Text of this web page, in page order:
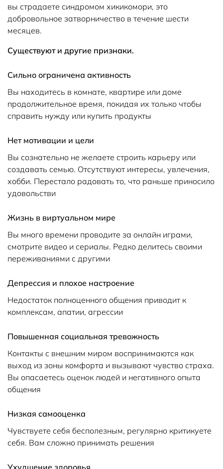
вы страдаете синдромом хикикомори, это
добровольное затворничество в течение шести
месяцев.
Существуют и другие признаки.
Сильно ограничена активность
Вы находитесь в комнате, квартире или доме
продолжительное время, покидая их только чтобы
справить нужду или купить продукты
Нет мотивации и цели
Вы сознательно не желаете строить карьеру или
создавать семью. Отсутствуют интересы, увлечения,
хобби. Перестало радовать то, что раньше приносило
удовольстви
Жизнь в виртуальном мире
Вы много времени проводите за онлайн играми,
смотрите видео и сериалы. Редко делитесь своими
переживаниями с другими
Депрессия и плохое настроение
Недостаток полноценного общения приводит к
комплексам, апатии, агрессии
Повышенная социальная тревожность
Контакты с внешним миром воспринимаются как
выход из зоны комфорта и вызывают чувство страха.
Вы опасаетесь оценок людей и негативного опыта
общения
Низкая самооценка
Чувствуете себя бесполезным, регулярно критикуете
себя. Вам сложно принимать решения
Ухудшение здоровья